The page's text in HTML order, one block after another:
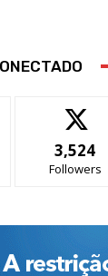
3,524
Followers